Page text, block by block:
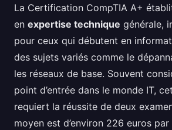
La Certification CompTIA A+
en expertise technique générale,
pour ceux qui débutent en
des sujets variés comme le
les réseaux de base. Souvent
point d’entrée dans le monde IT,
requiert la réussite de deux
moyen est d’environ 226 euros